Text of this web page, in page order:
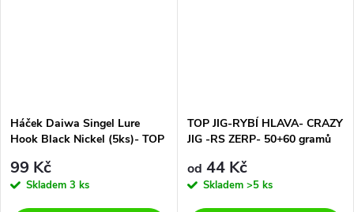
Háček Daiwa Singel Lure
Hook Black Nickel (5ks)- TOP
99 Kč
Skladem 3 ks
TOP JIG-RYBÍ HLAVA- CRAZY
JIG -RS ZERP- 50+60 gramů
od 44 Kč
Skladem >5 ks